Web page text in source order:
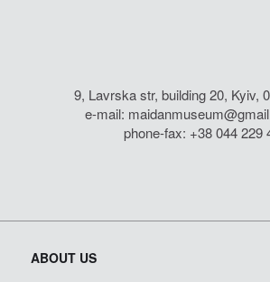
9, Lavrska str, building 20, Kyiv,
e-mail:
phone-fax: +38 044 229
ABOUT US